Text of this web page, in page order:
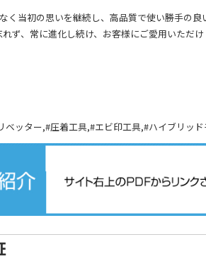
く当初の思いを継続し、高品質で使い勝手の良
ず、常に進化し続け、お客様にご愛用いただけ
ベッター,#圧着工具,#エビ印工具,#ハイブリッ